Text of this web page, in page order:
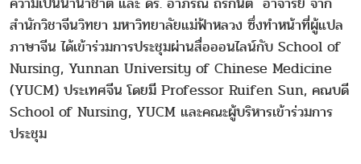
สำนักวิชาจีนวิทยา มหาวิทยาลัยแม่ฟ้าหลวง ซึ่งทำหน้าที่ผู้แปล
ภาษาจีน ได้เข้าร่วมการประชุมผ่านสื่อออนไลน์กับ School of
Nursing, Yunnan University of Chinese Medicine
(YUCM) ประเทศจีน โดยมี Professor Ruifen Sun, คณบดี
School of Nursing, YUCM และคณะผู้บริหารเข้าร่วมการ
ประชุม